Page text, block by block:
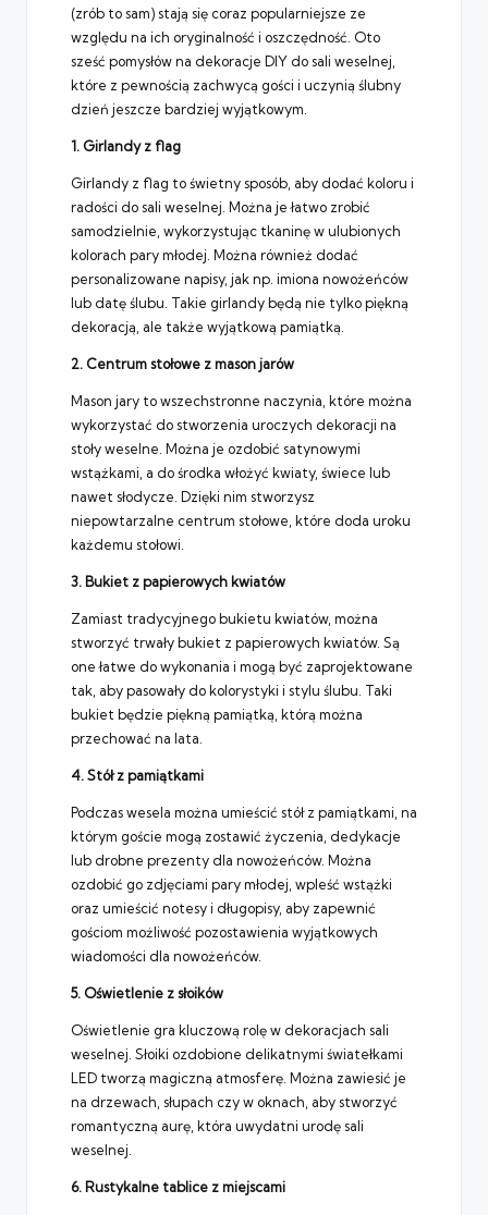
(zrób to sam) stają się coraz popularniejsze ze
względu na ich oryginalność i oszczędność. Oto
sześć pomysłów na dekoracje DIY do sali weselnej,
które z pewnością zachwycą gości i uczynią ślubny
dzień jeszcze bardziej wyjątkowym.
1. Girlandy z flag
Girlandy z flag to świetny sposób, aby dodać koloru i
radości do sali weselnej. Można je łatwo zrobić
samodzielnie, wykorzystując tkaninę w ulubionych
kolorach pary młodej. Można również dodać
personalizowane napisy, jak np. imiona nowożeńców
lub datę ślubu. Takie girlandy będą nie tylko piękną
dekoracją, ale także wyjątkową pamiątką.
2. Centrum stołowe z mason jarów
Mason jary to wszechstronne naczynia, które można
wykorzystać do stworzenia uroczych dekoracji na
stoły weselne. Można je ozdobić satynowymi
wstążkami, a do środka włożyć kwiaty, świece lub
nawet słodycze. Dzięki nim stworzysz
niepowtarzalne centrum stołowe, które doda uroku
każdemu stołowi.
3. Bukiet z papierowych kwiatów
Zamiast tradycyjnego bukietu kwiatów, można
stworzyć trwały bukiet z papierowych kwiatów. Są
one łatwe do wykonania i mogą być zaprojektowane
tak, aby pasowały do kolorystyki i stylu ślubu. Taki
bukiet będzie piękną pamiątką, którą można
przechować na lata.
4. Stół z pamiątkami
Podczas wesela można umieścić stół z pamiątkami, na
którym goście mogą zostawić życzenia, dedykacje
lub drobne prezenty dla nowożeńców. Można
ozdobić go zdjęciami pary młodej, wpleść wstążki
oraz umieścić notesy i długopisy, aby zapewnić
gościom możliwość pozostawienia wyjątkowych
wiadomości dla nowożeńców.
5. Oświetlenie z słoików
Oświetlenie gra kluczową rolę w dekoracjach sali
weselnej. Słoiki ozdobione delikatnymi światełkami
LED tworzą magiczną atmosferę. Można zawiesić je
na drzewach, słupach czy w oknach, aby stworzyć
romantyczną aurę, która uwydatni urodę sali
weselnej.
6. Rustykalne tablice z miejscami